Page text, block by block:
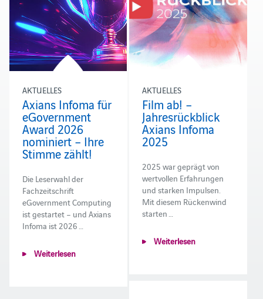
AKTUELLES
Axians Infoma für
eGovernment
Award 2026
nominiert – Ihre
Stimme zählt!
Die Leserwahl der
Fachzeitschrift
eGovernment Computing
ist gestartet – und Axians
Infoma ist 2026 …
Weiterlesen
AKTUELLES
Film ab! –
Jahresrückblick
Axians Infoma
2025
2025 war geprägt von
wertvollen Erfahrungen
und starken Impulsen.
Mit diesem Rückenwind
starten …
Weiterlesen